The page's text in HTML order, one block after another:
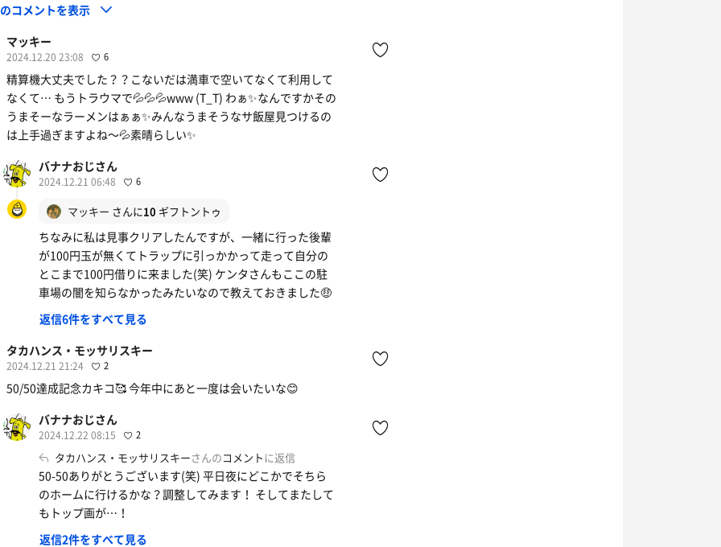
コメントを表示
マッキー
2024.12.20 23:08 6
精算機大丈夫でした？？こないだは満車で空いてなくて利用して
なくて… もうトラウマで💦💦💦www (T_T) わぁ✨なんですかその
うまそーなラーメンはぁぁ✨みんなうまそうなサ飯屋見つけるの
は上手過ぎますよね〜💦素晴らしい✨
バナナおじさん
2024.12.21 06:48 6
マッキー さんに10 ギフトントゥ
ちなみに私は見事クリアしたんですが、一緒に行った後輩
が100円玉が無くてトラップに引っかかって走って自分の
とこまで100円借りに来ました(笑) ケンタさんもここの駐
車場の闇を知らなかったみたいなので教えておきました🤑
返信6件をすべて見る
タカハンス・モッサリスキー
2024.12.21 21:24 2
50/50達成記念カキコ🥰 今年中にあと一度は会いたいな😊
バナナおじさん
2024.12.22 08:15 2
タカハンス・モッサリスキーさんのコメントに返信
50-50ありがとうございます(笑) 平日夜にどこかでそちら
のホームに行けるかな？調整してみます！ そしてまたして
もトップ画が…！
返信2件をすべて見る